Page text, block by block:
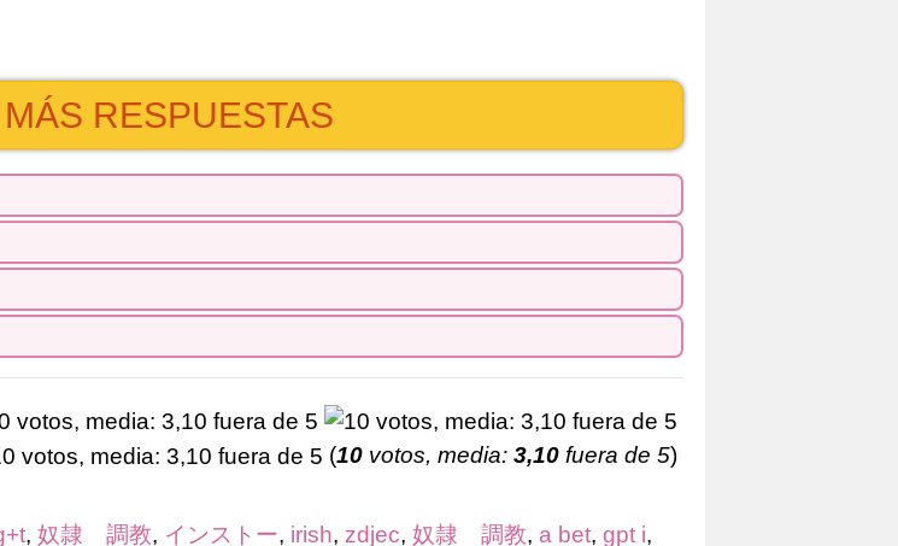
RESPUESTAS
(10 votos, media: 3,10 fuera de 5)
, 奴隷 調教, インストー, irish, zdjec, 奴隷 調教, a bet, gpt i,